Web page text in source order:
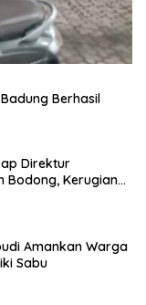
Berhasil
Direktur
Bodong, Kerugian
Amankan Warga
Sabu